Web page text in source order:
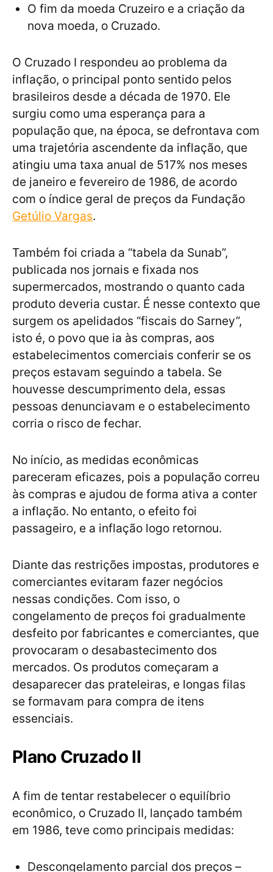
O fim da moeda Cruzeiro e a criação da
nova moeda, o Cruzado.
O Cruzado I respondeu ao problema da
inflação, o principal ponto sentido pelos
brasileiros desde a década de 1970. Ele
surgiu como uma esperança para a
população que, na época, se defrontava com
uma trajetória ascendente da inflação, que
atingiu uma taxa anual de 517% nos meses
de janeiro e fevereiro de 1986, de acordo
com o índice geral de preços da Fundação
Getúlio Vargas.
Também foi criada a “tabela da Sunab”,
publicada nos jornais e fixada nos
supermercados, mostrando o quanto cada
produto deveria custar. É nesse contexto que
surgem os apelidados “fiscais do Sarney”,
isto é, o povo que ia às compras, aos
estabelecimentos comerciais conferir se os
preços estavam seguindo a tabela. Se
houvesse descumprimento dela, essas
pessoas denunciavam e o estabelecimento
corria o risco de fechar.
No início, as medidas econômicas
pareceram eficazes, pois a população correu
às compras e ajudou de forma ativa a conter
a inflação. No entanto, o efeito foi
passageiro, e a inflação logo retornou.
Diante das restrições impostas, produtores e
comerciantes evitaram fazer negócios
nessas condições. Com isso, o
congelamento de preços foi gradualmente
desfeito por fabricantes e comerciantes, que
provocaram o desabastecimento dos
mercados. Os produtos começaram a
desaparecer das prateleiras, e longas filas
se formavam para compra de itens
essenciais.
Plano Cruzado II
A fim de tentar restabelecer o equilíbrio
econômico, o Cruzado II, lançado também
em 1986, teve como principais medidas:
Descongelamento parcial dos preços –